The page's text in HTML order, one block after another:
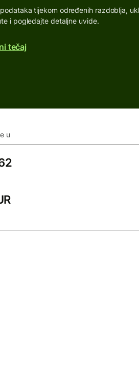
tijekom određenih razdoblja,
i pogledajte detaljne uvide.
tečaj
u